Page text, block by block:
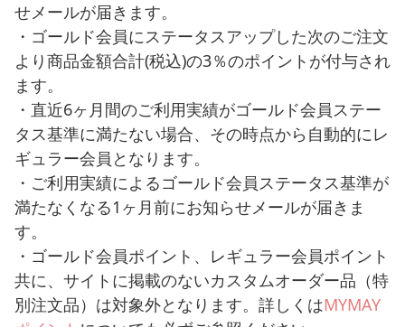
せメールが届きます。
・ゴールド会員にステータスアップした次のご注文
より商品金額合計(税込)の3％のポイントが付与され
ます。
・直近6ヶ月間のご利用実績がゴールド会員ステー
タス基準に満たない場合、その時点から自動的にレ
ギュラー会員となります。
・ご利用実績によるゴールド会員ステータス基準が
満たなくなる1ヶ月前にお知らせメールが届きま
す。
・ゴールド会員ポイント、レギュラー会員ポイント
共に、サイトに掲載のないカスタムオーダー品（特
別注文品）は対象外となります。詳しくはMYMAY